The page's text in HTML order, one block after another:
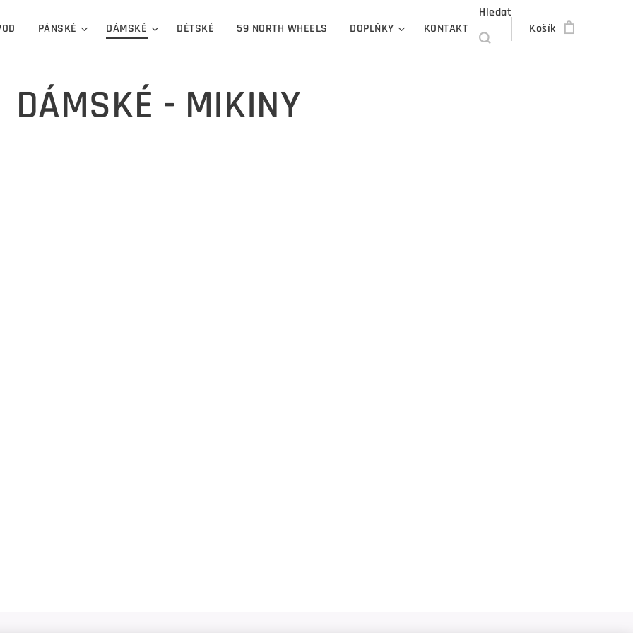
PÁNSKÉ DÁMSKÉ DĚTSKÉ 59 NORTH WHEELS DOPLŇKY KONTAKT
Hledat
Košík
DÁMSKÉ - MIKINY